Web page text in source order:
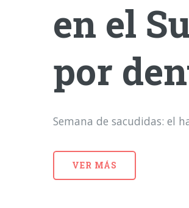
en el
por
Semana de sacudidas: el
VER MÁS